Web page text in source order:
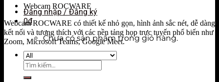
Đăng nhập / Đăng ký
0₫
Chưa có sản phẩm trong giỏ hàng.
Tìm
kiếm:
Webcam ROCWARE
Webcam ROCWARE có thiết kế nhỏ gọn, hình ảnh sắc nét, dễ dàng
kết nối và tương thích với các nền tảng họp trực tuyến phổ biến như
Zoom, Microsoft Teams, Google Meet.